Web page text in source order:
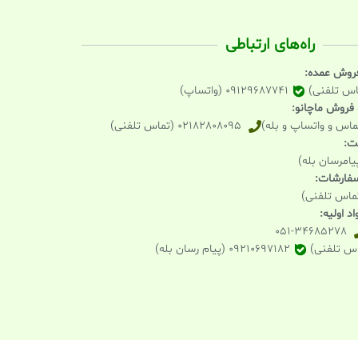
راه‌های ارتباطی
عمده:
09129687741 (واتساپ)
فروش ماچانو:
02182808095 (تماس تلفنی)
سفارشات:
اولیه:
051-34685278
09210697182 (پیام رسان بله)